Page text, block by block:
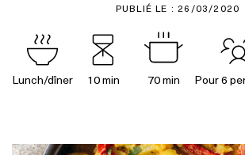
PUBLIÉ LE : 26/03/2020
Lunch/dîner 10 min 70 min Pour 6